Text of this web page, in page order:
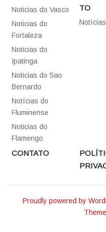
Noticias do Vasco
Noticias do
Fortaleza
Noticias do
Ipatinga
Noticias do Sao
Bernardo
Notícias do
Fluminense
Noticias do
Flamengo
TO
CONTATO
Proudly powered by